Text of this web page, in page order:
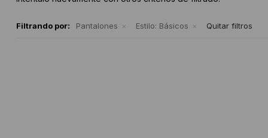
Camisas
Bermudas
Ropa Interior
Canguros
Sherpas
Musculosas
Buzos
Filtrando por: Pantalones Estilo: Básicos Quitar filtros